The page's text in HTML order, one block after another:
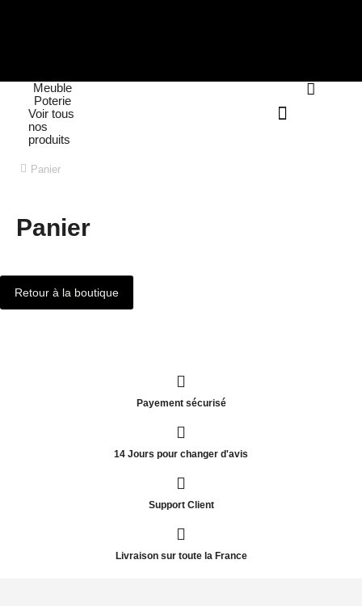
Meuble
Poterie
Voir tous
nos
produits
Vous êtes ici :
Panier
Panier
Retour à la boutique
Payement sécurisé
14 Jours pour changer d'avis
Support Client
Livraison sur toute la France